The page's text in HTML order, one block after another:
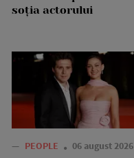
soția actorului
— PEOPLE 06 august 2026